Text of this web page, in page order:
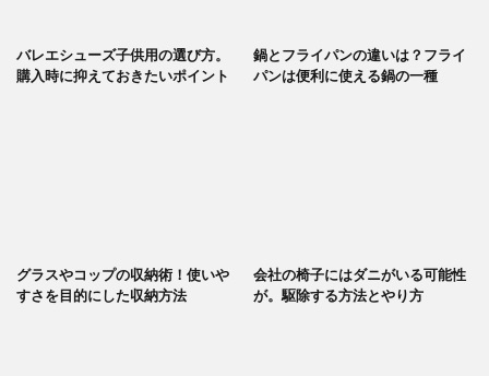
バレエシューズ子供用の選び方。
購入時に抑えておきたいポイント
鍋とフライパンの違いは？フライ
パンは便利に使える鍋の一種
グラスやコップの収納術！使いや
すさを目的にした収納方法
会社の椅子にはダニがいる可能性
が。駆除する方法とやり方